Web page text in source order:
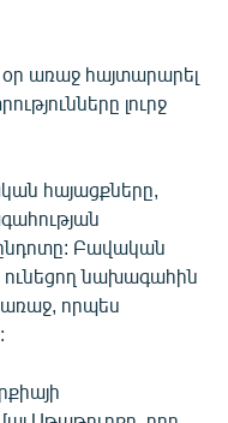
առաջ հայտարարել
լուրջ
հայացքները,
Բավական
ունեցող նախագահին
որպես